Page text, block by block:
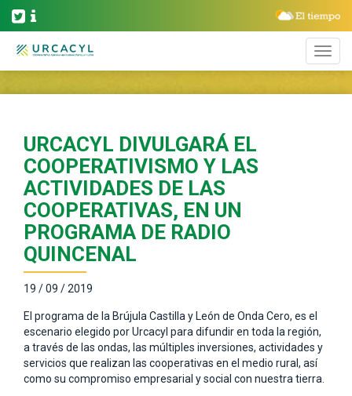
URCACYL DIVULGARÁ EL
COOPERATIVISMO Y LAS
ACTIVIDADES DE LAS
COOPERATIVAS, EN UN
PROGRAMA DE RADIO
QUINCENAL
19 / 09 / 2019
El programa de la Brújula Castilla y León de Onda Cero, es el
escenario elegido por Urcacyl para difundir en toda la región,
a través de las ondas, las múltiples inversiones, actividades y
servicios que realizan las cooperativas en el medio rural, así
como su compromiso empresarial y social con nuestra tierra.